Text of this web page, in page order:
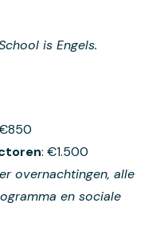
is Engels.
: €1.500
overnachtingen, alle
en sociale